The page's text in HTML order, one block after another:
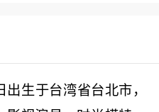
生于台湾省台北市，